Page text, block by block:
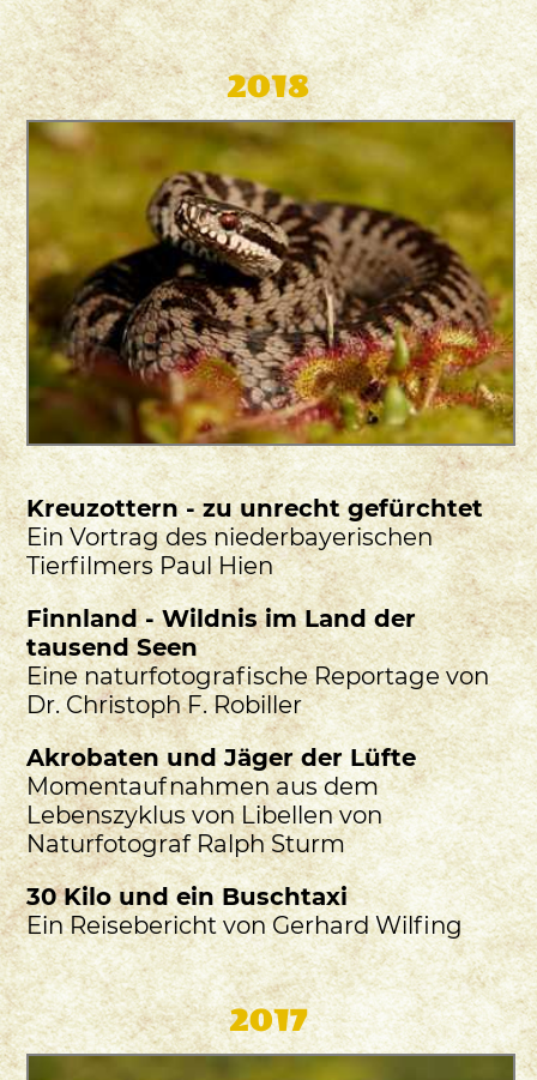
2018
Kreuzottern - zu unrecht gefürchtet
Ein Vortrag des niederbayerischen
Tierfilmers Paul Hien
Finnland - Wildnis im Land der
tausend Seen
Eine naturfotografische Reportage von
Dr. Christoph F. Robiller
Akrobaten und Jäger der Lüfte
Momentaufnahmen aus dem
Lebenszyklus von Libellen von
Naturfotograf Ralph Sturm
30 Kilo und ein Buschtaxi
Ein Reisebericht von Gerhard Wilfing
2017